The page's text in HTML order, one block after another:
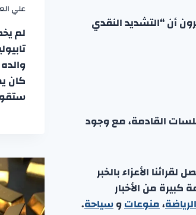
أن “التشديد النقدي
القادمة، مع وجود
الأعزاء بالخبر
من الأخبار
،منوعاتوسياحة.
علي
لم
كان